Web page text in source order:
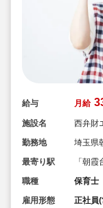
給与 月給
施設名
西弁財
勤務地
埼玉県
最寄り駅
「朝
職種
保育士
雇用形態
正社員